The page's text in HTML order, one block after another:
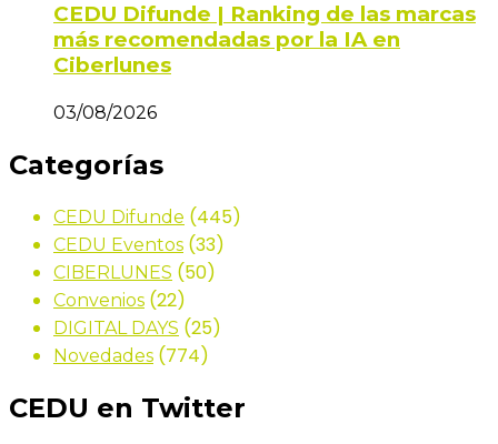
CEDU Difunde | Ranking de las marcas
más recomendadas por la IA en
Ciberlunes
03/08/2026
Categorías
CEDU Difunde (445)
CEDU Eventos (33)
CIBERLUNES (50)
Convenios (22)
DIGITAL DAYS (25)
Novedades (774)
CEDU en Twitter